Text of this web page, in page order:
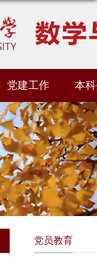
党建工作 本
党员教育